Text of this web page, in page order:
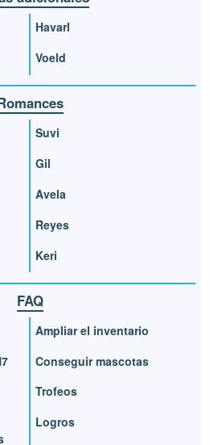
Havarl
Voeld
Suvi
Gil
Avela
Reyes
Keri
FAQ
Ampliar el inventario
Conseguir mascotas
Trofeos
Logros